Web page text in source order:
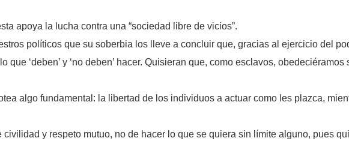
apoya la lucha contra una “sociedad libre de vicios”.
políticos que su soberbia los lleve a concluir que, gracias al ejercicio del
‘deben’ y ‘no deben’ hacer. Quisieran que, como esclavos, obedeciéramos
algo fundamental: la libertad de los individuos a actuar como les plazca,
y respeto mutuo, no de hacer lo que se quiera sin límite alguno, pues